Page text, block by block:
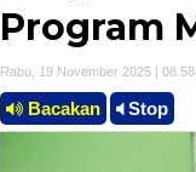
Program
Rabu, 19 November 2025 |
Bacakan Stop